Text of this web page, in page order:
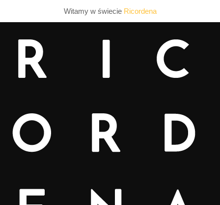
Witamy w świecie Ricordena